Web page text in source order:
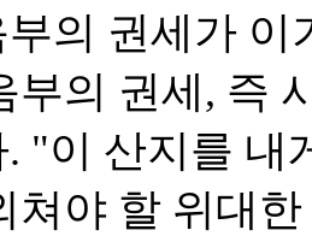
의 권세가
부의 권세, 즉
"이 산지를 내
쳐야 할 위대